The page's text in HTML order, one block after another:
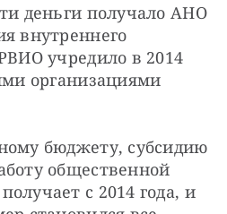
деньги получало АНО
внутреннего
учредило в 2014
организациями
бюджету, субсидию
общественной
с 2014 года, и